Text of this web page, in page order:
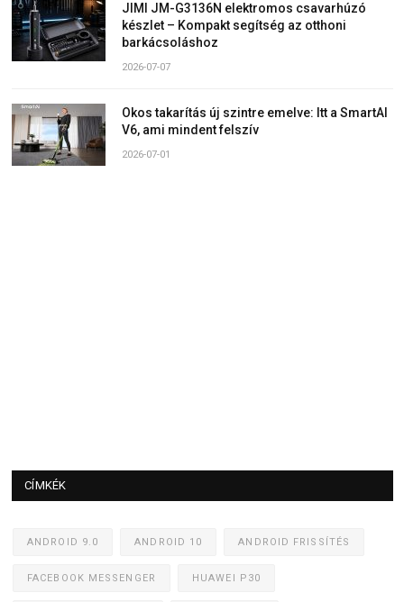
JIMI JM-G3136N elektromos csavarhúzó
készlet – Kompakt segítség az otthoni
barkácsoláshoz
2026-07-07
Okos takarítás új szintre emelve: Itt a SmartAI
V6, ami mindent felszív
2026-07-01
CÍMKÉK
ANDROID 9.0 ANDROID 10 ANDROID FRISSÍTÉS
FACEBOOK MESSENGER HUAWEI P30